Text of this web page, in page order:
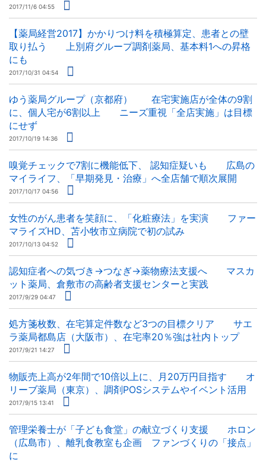
2017/11/6 04:55
【薬局経営2017】かかりつけ料を積極算定、患者との壁
取り払う 上別府グループ調剤薬局、基本料1への昇格
にも
2017/10/31 04:54
ゆう薬局グループ（京都府） 在宅実施店が全体の9割
に、個人宅が6割以上 ニーズ重視「全店実施」は目標
にせず
2017/10/19 14:36
嗅覚チェックで7割に機能低下、 認知症疑いも 広島の
マイライフ、「早期発見・治療」へ全店舗で順次展開
2017/10/17 04:56
女性のがん患者を笑顔に、「化粧療法」を実演 ファー
マライズHD、苫小牧市立病院で初の試み
2017/10/13 04:52
認知症者への気づき→つなぎ→薬物療法支援へ マスカ
ット薬局、倉敷市の高齢者支援センターと実践
2017/9/29 04:47
処方箋枚数、在宅算定件数など3つの目標クリア サエ
ラ薬局都島店（大阪市）、在宅率20％強は社内トップ
2017/9/21 14:27
物販売上高が2年間で10倍以上に、月20万円目指す オ
リーブ薬局（東京）、調剤POSシステムやイベント活用
2017/9/15 13:41
管理栄養士が「子ども食堂」の献立づくり支援 ホロン
（広島市）、離乳食教室も企画 ファンづくりの「接点」
に